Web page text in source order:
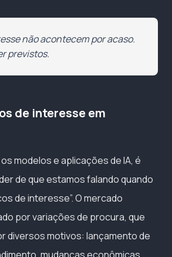
não acontecem por acaso.
previstos.
de interesse em
modelos e aplicações de IA, é
de que estamos falando quando
de interesse”. O mercado
por variações de procura, que
diversos motivos: lançamento de
mudanças econômicas,